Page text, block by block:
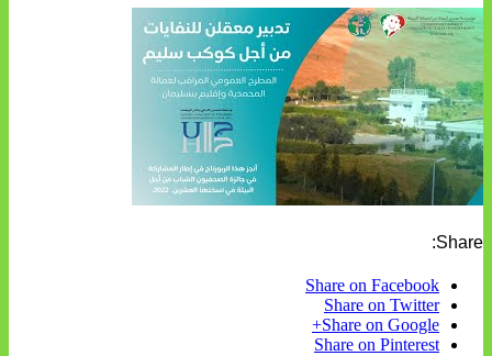
Share:
Share on Facebook
Share on Twitter
Share on Google+
Share on Pinterest